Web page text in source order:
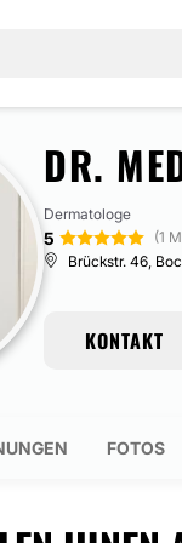
DR.
Dermatologe
5 (1
Brückstr. 46,
KONTAKT
FOTOS